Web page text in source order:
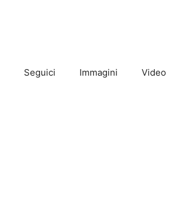
Seguici Immagini Video